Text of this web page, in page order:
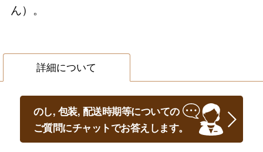
ん）。
詳細について
のし, 包装, 配送時期等についての
ご質問にチャットでお答えします。